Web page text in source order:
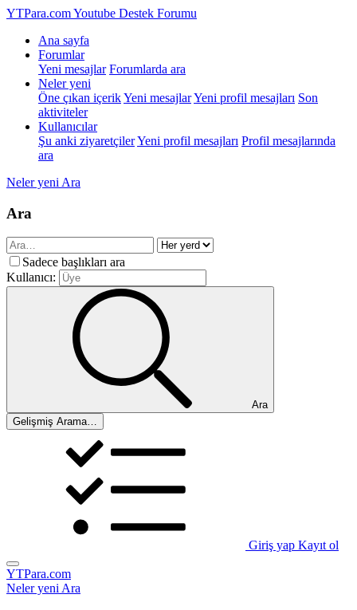
YTPara.comYoutube Destek Forumu
Ana sayfa
Forumlar
Yeni mesajlar Forumlarda ara
Neler yeni
Öne çıkan içerikYeni mesajlarYeni profil mesajları Son
aktiviteler
Kullanıcılar
Şu anki ziyaretçilerYeni profil mesajları Profil mesajlarında
ara
Neler yeni Ara
Ara
Sadece başlıkları ara
Kullanıcı:
Ara
Gelişmiş Arama…
Giriş yap Kayıt ol
YTPara.com
Neler yeniAra